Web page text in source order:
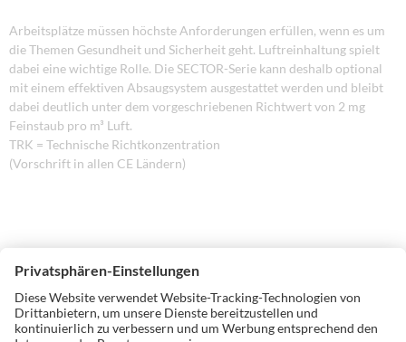
Arbeitsplätze müssen höchste Anforderungen erfüllen, wenn es um
die Themen Gesundheit und Sicherheit geht. Luftreinhaltung spielt
dabei eine wichtige Rolle. Die SECTOR-Serie kann deshalb optional
mit einem effektiven Absaugsystem ausgestattet werden und bleibt
dabei deutlich unter dem vorgeschriebenen Richtwert von 2 mg
Feinstaub pro m³ Luft.
TRK = Technische Richtkonzentration
(Vorschrift in allen CE Ländern)